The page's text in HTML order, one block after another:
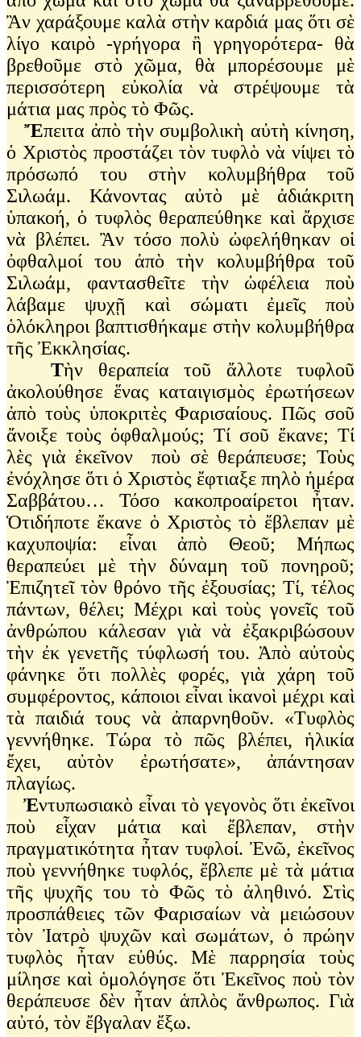
Ἂν χαράξουμε καλὰ στὴν καρδιά μας ὅτι σὲ
λίγο καιρὸ -γρήγορα ἢ γρηγορότερα- θὰ
βρεθοῦμε στὸ χῶμα, θὰ μπορέσουμε μὲ
περισσότερη εὐκολία νὰ στρέψουμε τὰ
μάτια μας πρὸς τὸ Φῶς.
Ἔπειτα ἀπὸ τὴν συμβολικὴ αὐτὴ κίνηση,
ὁ Χριστὸς προστάζει τὸν τυφλὸ νὰ νίψει τὸ
πρόσωπό του στὴν κολυμβήθρα τοῦ
Σιλωάμ. Κάνοντας αὐτὸ μὲ ἀδιάκριτη
ὑπακοή, ὁ τυφλὸς θεραπεύθηκε καὶ ἄρχισε
νὰ βλέπει. Ἂν τόσο πολὺ ὠφελήθηκαν οἱ
ὀφθαλμοί του ἀπὸ τὴν κολυμβήθρα τοῦ
Σιλωάμ, φαντασθεῖτε τὴν ὠφέλεια ποὺ
λάβαμε ψυχῇ καὶ σώματι ἐμεῖς ποὺ
ὁλόκληροι βαπτισθήκαμε στὴν κολυμβήθρα
τῆς Ἐκκλησίας.
Τὴν θεραπεία τοῦ ἄλλοτε τυφλοῦ
ἀκολούθησε ἕνας καταιγισμὸς ἐρωτήσεων
ἀπὸ τοὺς ὑποκριτὲς Φαρισαίους. Πῶς σοῦ
ἄνοιξε τοὺς ὀφθαλμούς; Τί σοῦ ἔκανε; Τί
λὲς γιὰ ἐκεῖνον ποὺ σὲ θεράπευσε; Τοὺς
ἐνόχλησε ὅτι ὁ Χριστὸς ἔφτιαξε πηλὸ ἡμέρα
Σαββάτου… Τόσο κακοπροαίρετοι ἦταν.
Ὁτιδήποτε ἔκανε ὁ Χριστὸς τὸ ἔβλεπαν μὲ
καχυποψία: εἶναι ἀπὸ Θεοῦ; Μήπως
θεραπεύει μὲ τὴν δύναμη τοῦ πονηροῦ;
Ἐπιζητεῖ τὸν θρόνο τῆς ἐξουσίας; Τί, τέλος
πάντων, θέλει; Μέχρι καὶ τοὺς γονεῖς τοῦ
ἀνθρώπου κάλεσαν γιὰ νὰ ἐξακριβώσουν
τὴν ἐκ γενετῆς τύφλωσή του. Ἀπὸ αὐτοὺς
φάνηκε ὅτι πολλὲς φορές, γιὰ χάρη τοῦ
συμφέροντος, κάποιοι εἶναι ἱκανοὶ μέχρι καὶ
τὰ παιδιά τους νὰ ἀπαρνηθοῦν. «Τυφλὸς
γεννήθηκε. Τώρα τὸ πῶς βλέπει, ἡλικία
ἔχει, αὐτὸν ἐρωτήσατε», ἀπάντησαν
πλαγίως.
Ἐντυπωσιακὸ εἶναι τὸ γεγονὸς ὅτι ἐκεῖνοι
ποὺ εἶχαν μάτια καὶ ἔβλεπαν, στὴν
πραγματικότητα ἦταν τυφλοί. Ἐνῶ, ἐκεῖνος
ποὺ γεννήθηκε τυφλός, ἔβλεπε μὲ τὰ μάτια
τῆς ψυχῆς του τὸ Φῶς τὸ ἀληθινό. Στὶς
προσπάθειες τῶν Φαρισαίων νὰ μειώσουν
τὸν Ἰατρὸ ψυχῶν καὶ σωμάτων, ὁ πρώην
τυφλὸς ἦταν εὐθύς. Μὲ παρρησία τοὺς
μίλησε καὶ ὁμολόγησε ὅτι Ἐκεῖνος ποὺ τὸν
θεράπευσε δὲν ἦταν ἁπλὸς ἄνθρωπος. Γιὰ
αὐτό, τὸν ἔβγαλαν ἔξω.